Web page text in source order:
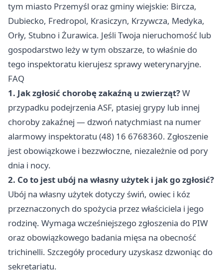
tym miasto Przemyśl oraz gminy wiejskie: Bircza,
Dubiecko, Fredropol, Krasiczyn, Krzywcza, Medyka,
Orły, Stubno i Żurawica. Jeśli Twoja nieruchomość lub
gospodarstwo leży w tym obszarze, to właśnie do
tego inspektoratu kierujesz sprawy weterynaryjne.
FAQ
1. Jak zgłosić chorobę zakaźną u zwierząt?W
przypadku podejrzenia ASF, ptasiej grypy lub innej
choroby zakaźnej — dzwoń natychmiast na numer
alarmowy inspektoratu (48) 16 6768360. Zgłoszenie
jest obowiązkowe i bezzwłoczne, niezależnie od pory
dnia i nocy.
2. Co to jest ubój na własny użytek i jak go zgłosić?
Ubój na własny użytek dotyczy świń, owiec i kóz
przeznaczonych do spożycia przez właściciela i jego
rodzinę. Wymaga wcześniejszego zgłoszenia do PIW
oraz obowiązkowego badania mięsa na obecność
trichinelli. Szczegóły procedury uzyskasz dzwoniąc do
sekretariatu.